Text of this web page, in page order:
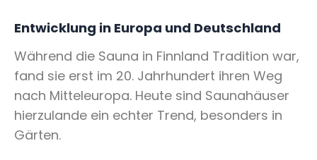
Entwicklung in Europa und Deutschland
Während die Sauna in Finnland Tradition war,
fand sie erst im 20. Jahrhundert ihren Weg
nach Mitteleuropa. Heute sind Saunahäuser
hierzulande ein echter Trend, besonders in
Gärten.